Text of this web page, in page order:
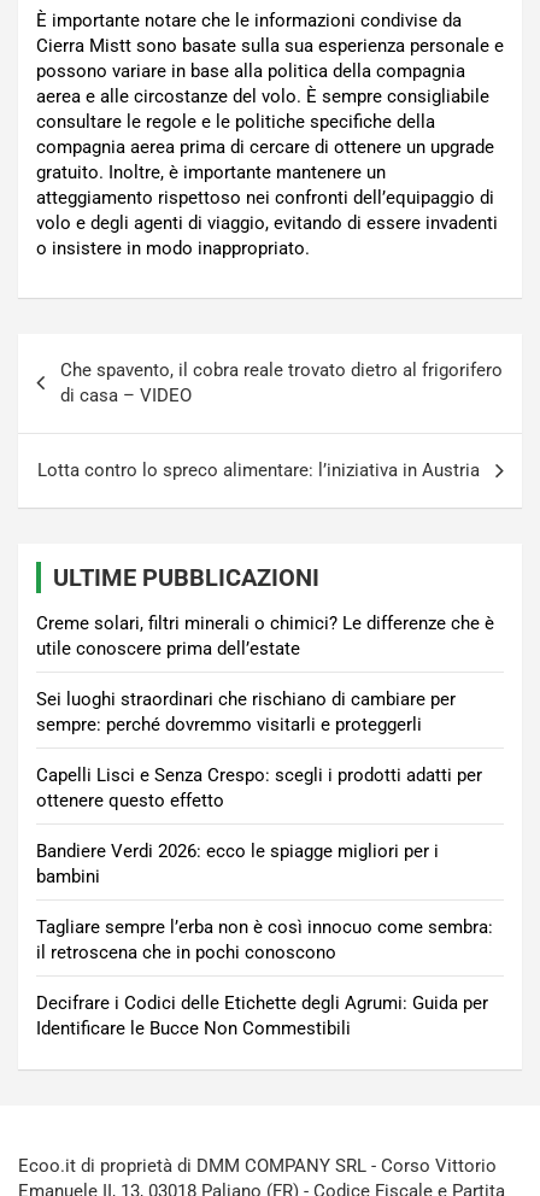
È importante notare che le informazioni condivise da
Cierra Mistt sono basate sulla sua esperienza personale e
possono variare in base alla politica della compagnia
aerea e alle circostanze del volo. È sempre consigliabile
consultare le regole e le politiche specifiche della
compagnia aerea prima di cercare di ottenere un upgrade
gratuito. Inoltre, è importante mantenere un
atteggiamento rispettoso nei confronti dell’equipaggio di
volo e degli agenti di viaggio, evitando di essere invadenti
o insistere in modo inappropriato.
articoli
Che spavento, il cobra reale trovato dietro al frigorifero
di casa – VIDEO
Lotta contro lo spreco alimentare: l’iniziativa in Austria
ULTIME PUBBLICAZIONI
Creme solari, filtri minerali o chimici? Le differenze che è
utile conoscere prima dell’estate
Sei luoghi straordinari che rischiano di cambiare per
sempre: perché dovremmo visitarli e proteggerli
Capelli Lisci e Senza Crespo: scegli i prodotti adatti per
ottenere questo effetto
Bandiere Verdi 2026: ecco le spiagge migliori per i
bambini
Tagliare sempre l’erba non è così innocuo come sembra:
il retroscena che in pochi conoscono
Decifrare i Codici delle Etichette degli Agrumi: Guida per
Identificare le Bucce Non Commestibili
Ecoo.it di proprietà di DMM COMPANY SRL - Corso Vittorio
Emanuele II, 13, 03018 Paliano (FR) - Codice Fiscale e Partita